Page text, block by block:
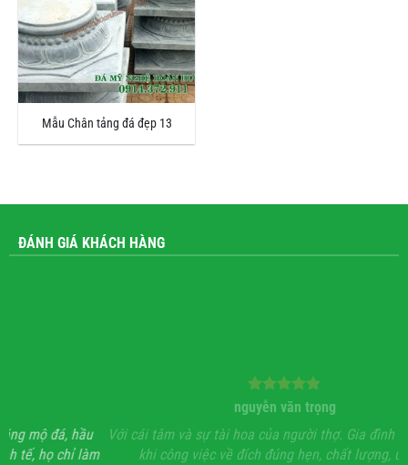
Mẫu Chân tảng đá đẹp 13
ĐÁNH GIÁ KHÁCH HÀNG
hầu
làm
nguyễn văn trọng
Với cái tâm và sự tài hoa của người thợ. Gia đình rất hoan hỉ
khi công việc về đích đúng hẹn, chất lượng, uy tín.